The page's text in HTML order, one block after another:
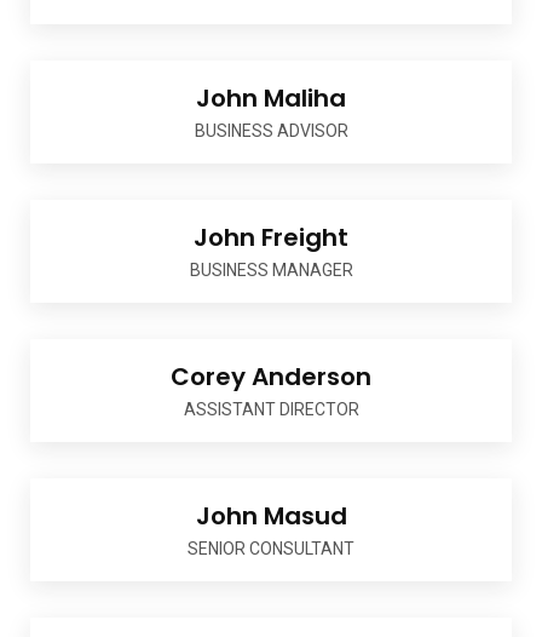
John Maliha
BUSINESS ADVISOR
John Freight
BUSINESS MANAGER
Corey Anderson
ASSISTANT DIRECTOR
John Masud
SENIOR CONSULTANT